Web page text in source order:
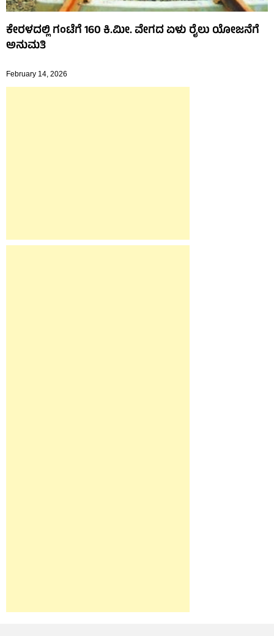
ಕೇರಳದಲ್ಲಿ ಗಂಟೆಗೆ 160 ಕಿ.ಮೀ. ವೇಗದ ಏಳು ರೈಲು ಯೋಜನೆಗೆ
ಅನುಮತಿ
February 14, 2026